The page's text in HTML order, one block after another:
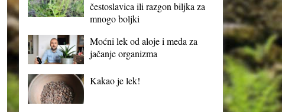
čestoslavica ili razgon biljka za
mnogo boljki
Moćni lek od aloje i meda za
jačanje organizma
Kakao je lek!